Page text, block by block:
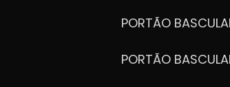
PORTÃO
PORTÃO